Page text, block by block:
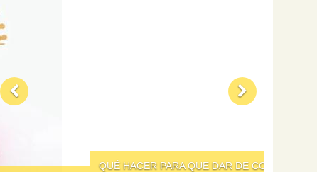
QUÉ HACER PARA QUE DAR DE COMER A LOS NIÑOS